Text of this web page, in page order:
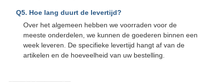
Q5. Hoe lang duurt de levertijd?
Over het algemeen hebben we voorraden voor de
meeste onderdelen, we kunnen de goederen binnen een
week leveren. De specifieke levertijd hangt af van de
artikelen en de hoeveelheid van uw bestelling.